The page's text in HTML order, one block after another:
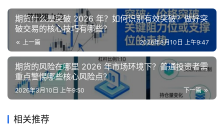
期货什么是突破 2026 年？如何识别有效突破？做好突
破交易的核心技巧有哪些？
上一篇 2026年3月10日 上午9:47
期货的风险在哪里 2026 年市场环境下？普通投资者需
重点警惕哪些核心风险点？
下一篇
2026年3月10日 上午9:50
相关推荐